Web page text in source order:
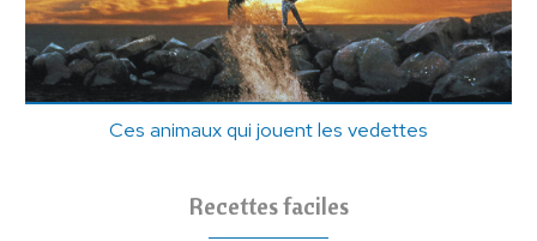
Ces animaux qui jouent les vedettes
Recettes faciles